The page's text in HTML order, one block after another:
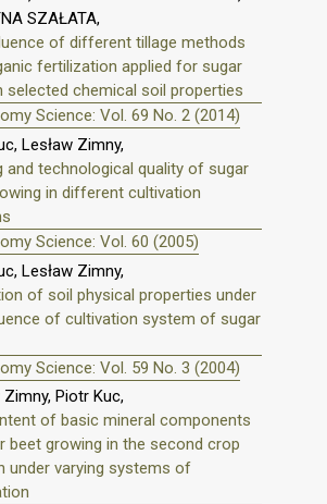
SZAŁATA,
of different tillage methods
fertilization applied for sugar
selected chemical soil properties
Science: Vol. 69 No. 2 (2014)
Lesław Zimny,
and technological quality of sugar
in different cultivation
Science: Vol. 60 (2005)
Lesław Zimny,
of soil physical properties under
of cultivation system of sugar
Science: Vol. 59 No. 3 (2004)
Zimny, Piotr Kuc,
of basic mineral components
beet growing in the second crop
under varying systems of